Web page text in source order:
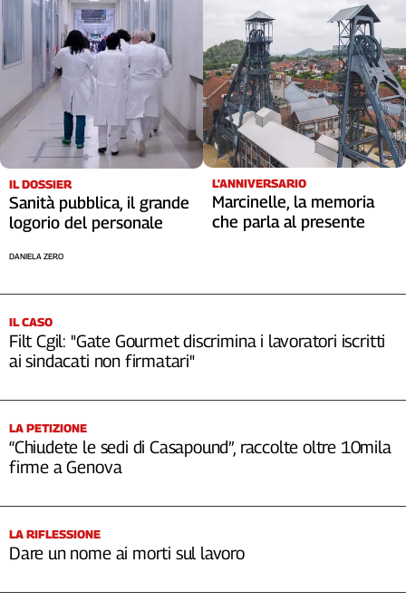
IL DOSSIER
Sanità pubblica, il grande
logorio del personale
DANIELA ZERO
L'ANNIVERSARIO
Marcinelle, la memoria
che parla al presente
IL CASO
Filt Cgil: "Gate Gourmet discrimina i lavoratori iscritti
ai sindacati non firmatari"
LA PETIZIONE
“Chiudete le sedi di Casapound”, raccolte oltre 10mila
firme a Genova
LA RIFLESSIONE
Dare un nome ai morti sul lavoro